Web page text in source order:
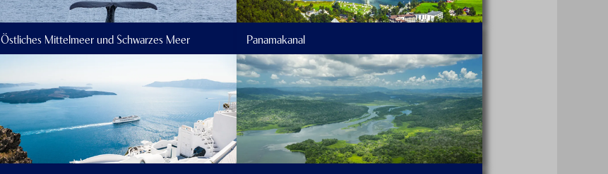
Östliches Mittelmeer und Schwarzes Meer Panamakanal